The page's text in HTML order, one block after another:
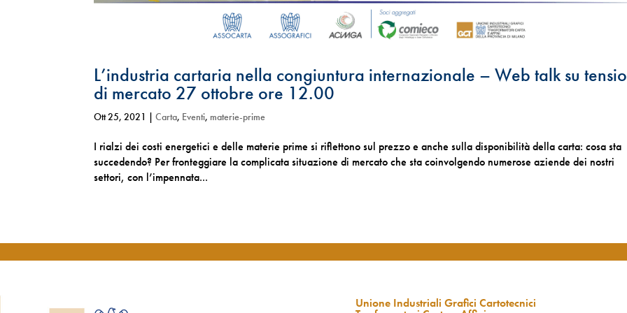
L’industria cartaria nella congiuntura internazionale – Web talk su
di mercato 27 ottobre ore 12.00
Ott 25, 2021 |Carta, Eventi, materie-prime
I rialzi dei costi energetici e delle materie prime si riflettono sul prezzo e anche sulla disponibilità della carta: cosa sta
succedendo? Per fronteggiare la complicata situazione di mercato che sta coinvolgendo numerose aziende dei nostri
settori, con l’impennata...
Unione Industriali Grafici Cartotecnici